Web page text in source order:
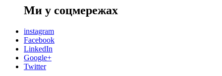
Ми у соцмережах
instagram
Facebook
LinkedIn
Google+
Twitter